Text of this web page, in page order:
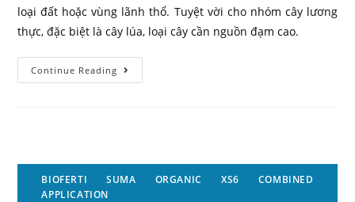
loại đất hoặc vùng lãnh thổ. Tuyệt vời cho nhóm cây lương
thực, đặc biệt là cây lúa, loại cây cần nguồn đạm cao.
Continue Reading
BIOFERTI SUMA ORGANIC XS6 COMBINED
APPLICATION